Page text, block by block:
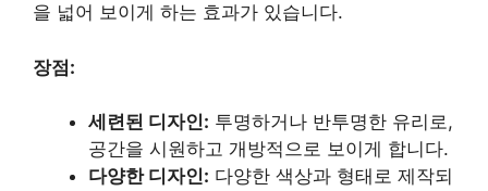
을 넓어 보이게 하는 효과가 있습니다.
장점:
세련된 디자인: 투명하거나 반투명한 유리로,
공간을 시원하고 개방적으로 보이게 합니다.
다양한 디자인: 다양한 색상과 형태로 제작되